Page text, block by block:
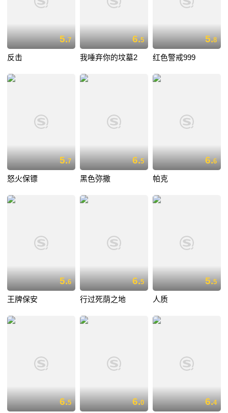
5.7
反击
6.5
我唾弃你的坟墓2
5.8
红色警戒999
5.7
怒火保镖
6.5
黑色弥撒
6.6
帕克
5.6
王牌保安
6.5
行过死荫之地
5.5
人质
6.5 6.0 6.4